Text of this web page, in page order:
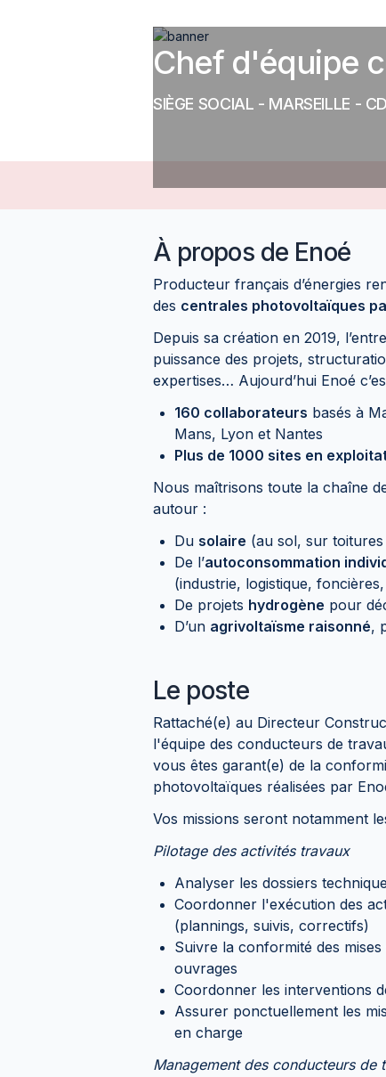
Chef d'équipe
SIÈGE SOCIAL - MARSEILLE -
À propos de Enoé
Producteur français d’énergies
des centrales photovoltaïques
Depuis sa création en 2019,
puissance des projets,
expertises… Aujourd’hui Enoé
160 collaborateurs basés à
Mans, Lyon et Nantes
Plus de 1000 sites en
Nous maîtrisons toute la chaîne
autour :
Du solaire (au sol, sur
De l’autoconsommation
(industrie, logistique,
De projets hydrogène pour
D’un agrivoltaïsme raisonné,
Le poste
Rattaché(e) au Directeur
l'équipe des conducteurs de
vous êtes garant(e) de la
photovoltaïques réalisées par
Vos missions seront notamment
Pilotage des activités travaux
Analyser les dossiers
Coordonner l'exécution des
(plannings, suivis, correctifs)
Suivre la conformité des
ouvrages
Coordonner les interventions
Assurer ponctuellement les
en charge
Management des conducteurs de